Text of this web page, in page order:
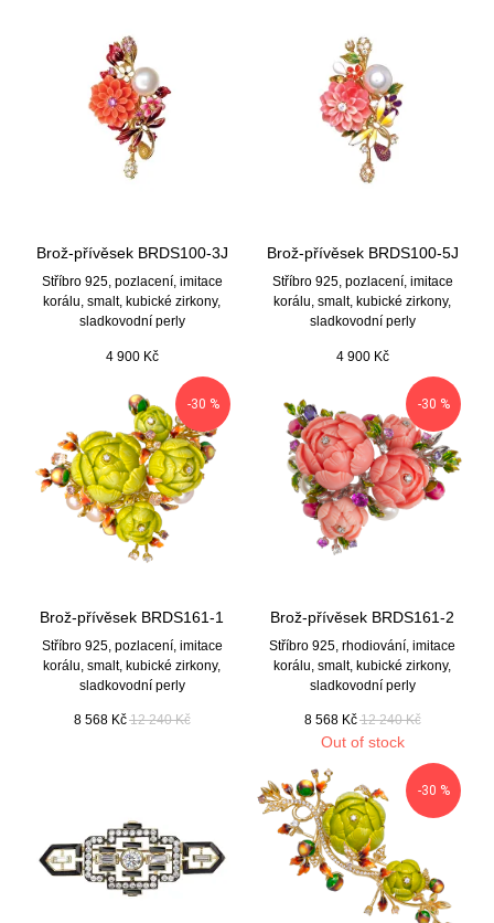
Brož-přívěsek BRDS100-3J
Stříbro 925, pozlacení, imitace
korálu, smalt, kubické zirkony,
sladkovodní perly
4 900 Kč
Brož-přívěsek BRDS100-5J
Stříbro 925, pozlacení, imitace
korálu, smalt, kubické zirkony,
sladkovodní perly
4 900 Kč
-30 %
Brož-přívěsek BRDS161-1
Stříbro 925, pozlacení, imitace
korálu, smalt, kubické zirkony,
sladkovodní perly
8 568 Kč 12 240 Kč
-30 %
Brož-přívěsek BRDS161-2
Stříbro 925, rhodiování, imitace
korálu, smalt, kubické zirkony,
sladkovodní perly
8 568 Kč 12 240 Kč
Out of stock
-30 %